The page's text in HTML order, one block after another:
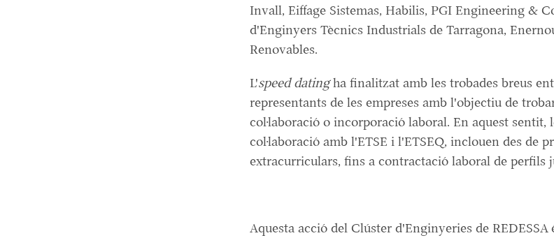
Invall, Eiffage Sistemas, Habilis, PGI Engineering &
d'Enginyers Tècnics Industrials de Tarragona,
Renovables.
L'speed datingha finalitzat amb les trobades breus
representants de les empreses amb l'objectiu de
col·laboració o incorporació laboral. En aquest sentit,
col·laboració amb l'ETSE i l'ETSEQ, inclouen des de
extracurriculars, fins a contractació laboral de perfils
Aquesta acció del Clúster d'Enginyeries de REDESSA